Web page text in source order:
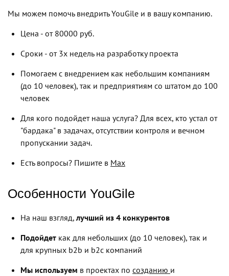
Мы можем помочь внедрить YouGile и в вашу компанию.
Цена - от 80000 руб.
Сроки - от 3х недель на разработку проекта
Помогаем с внедрением как небольшим компаниям
(до 10 человек), так и предприятиям со штатом до 100
человек
Для кого подойдет наша услуга? Для всех, кто устал от
"бардака" в задачах, отсутствии контроля и вечном
пропускании задач.
Есть вопросы? Пишите в Max
Особенности YouGile
На наш взгляд,лучший из 4 конкурентов
Подойдет как для небольших (до 10 человек), так и
для крупных b2b и b2c компаний
Мы используем в проектах по созданию и